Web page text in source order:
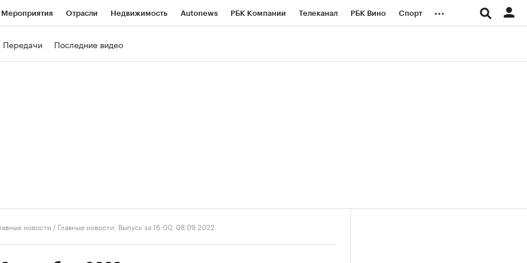
Мероприятия Отрасли Недвижимость Autonews РБК Компании Телеканал РБК Вино Спорт ...
Передачи Последние видео
новости / Главные новости. Выпуск за 16:00, 08.09.2022